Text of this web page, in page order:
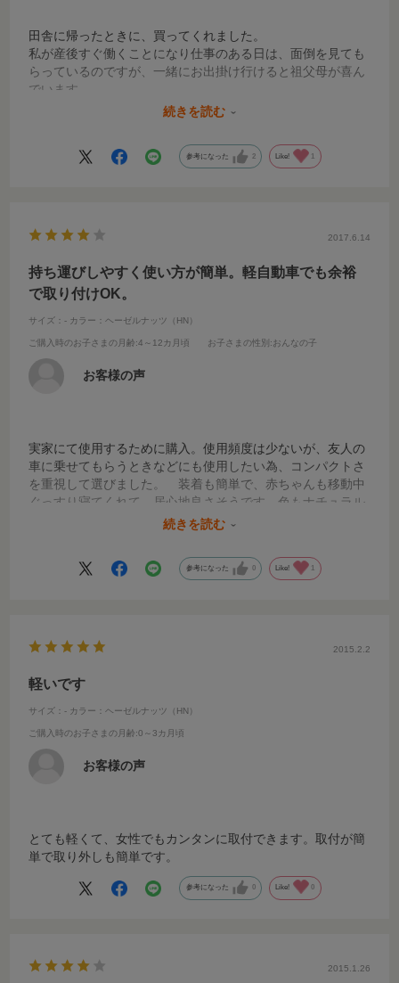
田舎に帰ったときに、買ってくれました。
私が産後すぐ働くことになり仕事のある日は、面倒を見ても
らっているのですが、一緒にお出掛け行けると祖父母が喜ん
でいます。
軽くて簡単で機械や説明書音痴の祖父も祖母も一人で取り付
続きを読む
参考になった 2 Like!
2017.6.14
持ち運びしやすく使い方が簡単。軽自動車でも余裕
で取り付けOK。
サイズ：- カラー：ヘーゼルナッツ（HN）
ご購入時のお子さまの月齢:4～12カ月頃 お子さまの性別 :おんなの子
お客様の声
実家にて使用するために購入。使用頻度は少ないが、友人の
車に乗せてもらうときなどにも使用したい為、コンパクトさ
を重視して選びました。 装着も簡単で、赤ちゃんも移動中
ぐっすり寝てくれて、居心地良さそうです。色もナチュラル
な感じで、ベージュなので日に当たっても暑くならない（熱
続きを読む
参考になった 0 Like! 1
2015.2.2
軽いです
サイズ：- カラー：ヘーゼルナッツ（HN）
ご購入時のお子さまの月齢:0～3カ月頃
お客様の声
とても軽くて、女性でもカンタンに取付できます。取付が簡
単で取り外しも簡単です。
参考になった 0 Like! 0
2015.1.26